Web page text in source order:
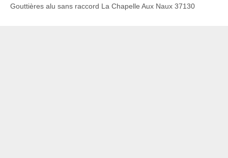
Gouttières alu sans raccord La Chapelle Aux Naux 37130